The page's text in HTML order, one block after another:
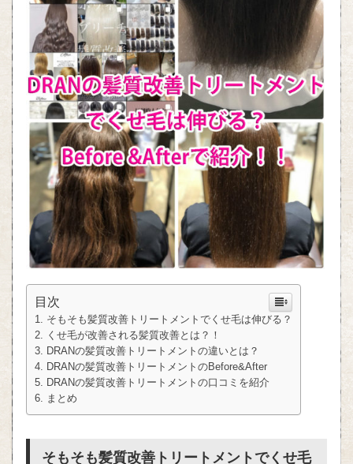
目次
そもそも髪質改善トリートメントでくせ毛は伸びる？
くせ毛が改善される髪質改善とは？！
DRANの髪質改善トリートメントの違いとは？
DRANの髪質改善トリートメントのBefore&After
DRANの髪質改善トリートメントの口コミを紹介
まとめ
そもそも髪質改善トリートメントでくせ毛